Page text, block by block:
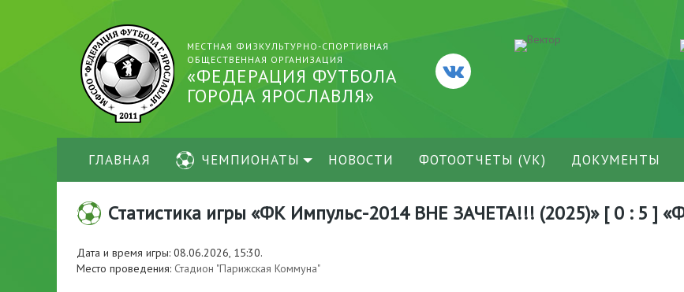
МЕСТНАЯ ФИЗКУЛЬТУРНО-СПОРТИВНАЯ
ОБЩЕСТВЕННАЯ ОРГАНИЗАЦИЯ
«ФЕДЕРАЦИЯ ФУТБОЛА
ГОРОДА ЯРОСЛАВЛЯ»
ГЛАВНАЯ ЧЕМПИОНАТЫ НОВОСТИ ФОТООТЧЕТЫ (VK) ДОКУМЕНТЫ
Статистика игры «ФК Импульс-2014 ВНЕ ЗАЧЕТА!!! (2025)» [ 0 : 5 ]
Дата и время игры: 08.06.2026, 15:30.
Место проведения: Стадион "Парижская Коммуна"